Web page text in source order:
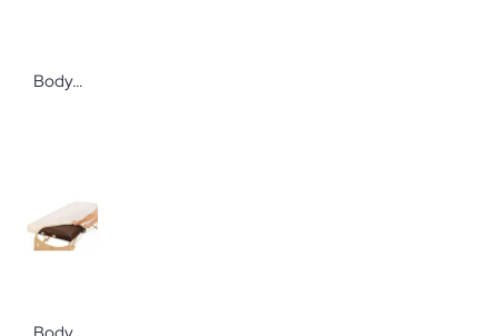
Bodynova Meditationskissen Rondo Eco Dinkelfüllung mit Köperbezug bordeaux